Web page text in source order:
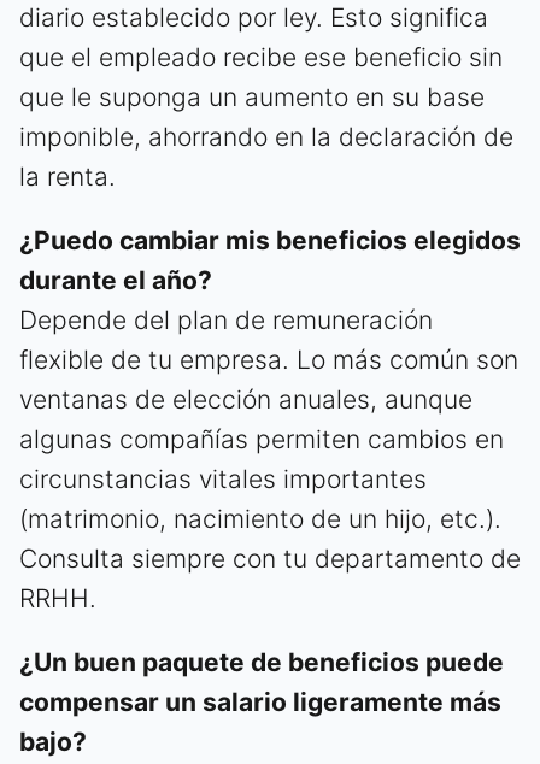
diario establecido por ley. Esto significa
que el empleado recibe ese beneficio sin
que le suponga un aumento en su base
imponible, ahorrando en la declaración de
la renta.
¿Puedo cambiar mis beneficios elegidos
durante el año?
Depende del plan de remuneración
flexible de tu empresa. Lo más común son
ventanas de elección anuales, aunque
algunas compañías permiten cambios en
circunstancias vitales importantes
(matrimonio, nacimiento de un hijo, etc.).
Consulta siempre con tu departamento de
RRHH.
¿Un buen paquete de beneficios puede
compensar un salario ligeramente más
bajo?